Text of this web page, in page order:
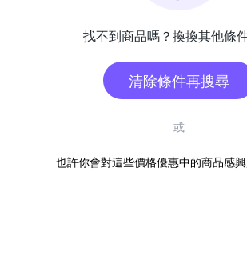
找不到商品嗎？換換其他條
清除條件再搜尋
或
也許你會對這些價格優惠中的商品感興